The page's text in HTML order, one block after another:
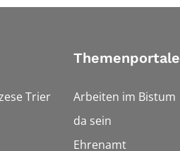
Trier
Themenportale
Arbeiten im Bistum
da sein
Ehrenamt